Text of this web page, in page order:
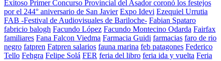
Exitoso Primer Concurso Provincial del Asador coronó los festejos
por el 244° aniversario de San Javier Expo Idevi Ezequiel Urrutia
FAB -Festival de Audiovisuales de Bariloche- Fabian Spataro
fabricio balogh Facundo López Facundo Montecino Odarda Fairfax
familiares Fana Falcon Viedma Farmacia Guidi farmacias faro de rio
negro fatpren Fatpren salarios fauna marina feb patagones Federico
Tello Fehgra Felipe Solá FER feria del libro feria ida y vuelta Feria